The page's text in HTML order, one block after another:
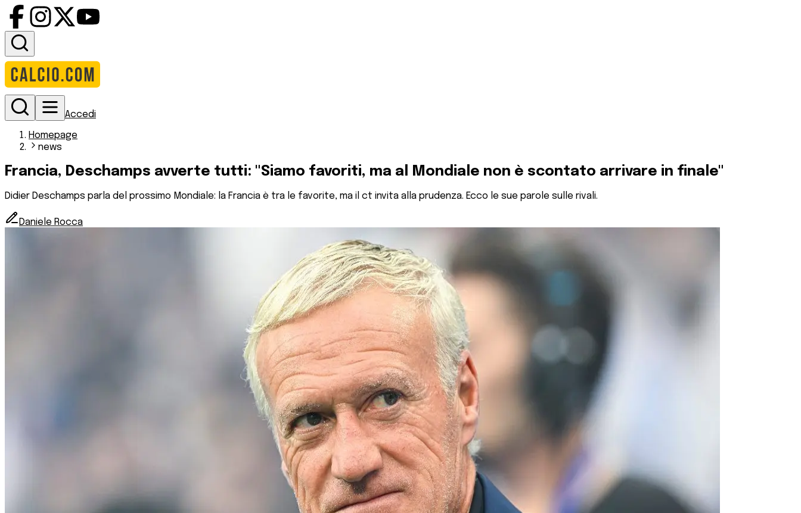
Accedi
Homepage
news
Francia, Deschamps avverte tutti: "Siamo favoriti, ma al Mondiale non è scontato arrivare in finale"
Didier Deschamps parla del prossimo Mondiale: la Francia è tra le favorite, ma il ct invita alla prudenza. Ecco le sue parole sulle rivali.
Daniele Rocca